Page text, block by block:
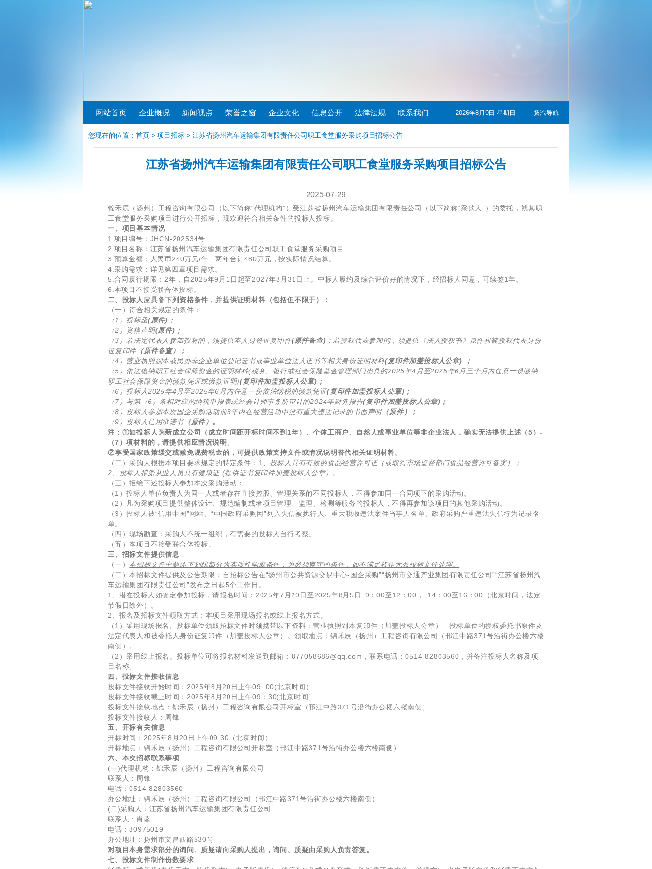
网站首页 企业概况 新闻视点 荣誉之窗 企业文化 信息公开 法律法规 联系我们 2026年8月9日 星期日 扬汽导航
您现在的位置： 首页 > 项目招标 > 江苏省扬州汽车运输集团有限责任公司职工食堂服务采购项目招标公告
江苏省扬州汽车运输集团有限责任公司职工食堂服务采购项目招标公告
2025-07-29
锦禾辰（扬州）工程咨询有限公司（以下简称“代理机构”）受江苏省扬州汽车运输集团有限责任公司（以下简称“采购人”）的委托，就其职
工食堂服务采购项目进行公开招标，现欢迎符合相关条件的投标人投标。
一、项目基本情况
1.项目编号：JHCN-202534号
2.项目名称：江苏省扬州汽车运输集团有限责任公司职工食堂服务采购项目
3.预算金额：人民币240万元/年，两年合计480万元，按实际情况结算。
4.采购需求：详见第四章项目需求。
5.合同履行期限：2年，自2025年9月1日起至2027年8月31日止。中标人履约及综合评价好的情况下，经招标人同意，可续签1年。
6.本项目不接受联合体投标。
二、投标人应具备下列资格条件，并提供证明材料（包括但不限于）：
（一）符合相关规定的条件：
（1）投标函(原件)；
（2）资格声明(原件)；
（3）若法定代表人参加投标的，须提供本人身份证复印件(原件备查) ；若授权代表参加的，须提供《法人授权书》原件和被授权代表身份
证复印件 （原件备查）；
（4）营业执照副本或民办非企业单位登记证书或事业单位法人证书等相关身份证明材料(复印件加盖投标人公章) ；
（5）依法缴纳职工社会保障资金的证明材料(税务、银行或社会保险基金管理部门出具的2025年4月至2025年6月三个月内任意一份缴纳
职工社会保障资金的缴款凭证或缴款证明)(复印件加盖投标人公章)；
（6）投标人2025年4月至2025年6月内任意一份依法纳税的缴款凭证(复印件加盖投标人公章)；
（7）与第（6）条相对应的纳税申报表或经会计师事务所审计的2024年财务报告(复印件加盖投标人公章)；
（8）投标人参加本次国企采购活动前3年内在经营活动中没有重大违法记录的书面声明（原件）；
（9）投标人信用承诺书（原件）。
注：①如投标人为新成立公司（成立时间距开标时间不到1年）、个体工商户、自然人或事业单位等非企业法人，确实无法提供上述（5）-
（7）项材料的，请提供相应情况说明。
②享受国家政策缓交或减免规费税金的，可提供政策支持文件或情况说明替代相关证明材料。
（二）采购人根据本项目要求规定的特定条件：1
、投标人具有有效的食品经营许可证（或取得市场监督部门食品经营许可备案）；
2 、投标人拟派从业人员具有健康证(提供证书复印件加盖投标人公章）。
（三）拒绝下述投标人参加本次采购活动：
（1）投标人单位负责人为同一人或者存在直接控股、管理关系的不同投标人，不得参加同一合同项下的采购活动。
（2）凡为采购项目提供整体设计、规范编制或者项目管理、监理、检测等服务的投标人，不得再参加该项目的其他采购活动。
（3）投标人被“信用中国”网站、“中国政府采购网”列入失信被执行人、重大税收违法案件当事人名单、政府采购严重违法失信行为记录名
单。
（四）现场勘查：采购人不统一组织，有需要的投标人自行考察。
（五）本项目 不接受联合体投标。
三、招标文件提供信息
（一） 本招标文件中斜体下划线部分为实质性响应条件，为必须遵守的条件，如不满足将作无效投标文件处理。
（二）本招标文件提供及公告期限：自招标公告在“扬州市公共资源交易中心-国企采购”“扬州市交通产业集团有限责任公司”“江苏省扬州汽
车运输集团有限责任公司”发布之日起5个工作日。
1、潜在投标人如确定参加投标，请报名时间：2025年7月29日至2025年8月5日 9：00至12：00， 14：00至16：00（北京时间，法定
节假日除外）。
2、报名及招标文件领取方式：本项目采用现场报名或线上报名方式。
（1）采用现场报名。投标单位领取招标文件时须携带以下资料：营业执照副本复印件（加盖投标人公章）、投标单位的授权委托书原件及
法定代表人和被委托人身份证复印件（加盖投标人公章）。领取地点：锦禾辰（扬州）工程咨询有限公司（邗江中路371号沿街办公楼六楼
南侧）。
（2）采用线上报名。投标单位可将报名材料发送到邮箱：877058686@qq.com，联系电话：0514-82803560，并备注投标人名称及项
目名称。
四、投标文件接收信息
投标文件接收开始时间：2025年8月20日上午09: 00(北京时间）
投标文件接收截止时间：2025年8月20日上午09：30(北京时间）
投标文件接收地点：锦禾辰（扬州）工程咨询有限公司开标室（邗江中路371号沿街办公楼六楼南侧）
投标文件接收人：周锋
五、开标有关信息
开标时间：2025年8月20日上午09:30（北京时间）
开标地点：锦禾辰（扬州）工程咨询有限公司开标室（邗江中路371号沿街办公楼六楼南侧）
六、本次招标联系事项
(一)代理机构：锦禾辰（扬州）工程咨询有限公司
联系人：周锋
电话：0514-82803560
办公地址：锦禾辰（扬州）工程咨询有限公司（邗江中路371号沿街办公楼六楼南侧）
(二)采购人：江苏省扬州汽车运输集团有限责任公司
联系人：肖蕊
电话：80975019
办公地址：扬州市文昌西路530号
对项目本身需求部分的询问、质疑请向采购人提出，询问、质疑由采购人负责答复。
七、投标文件制作份数要求